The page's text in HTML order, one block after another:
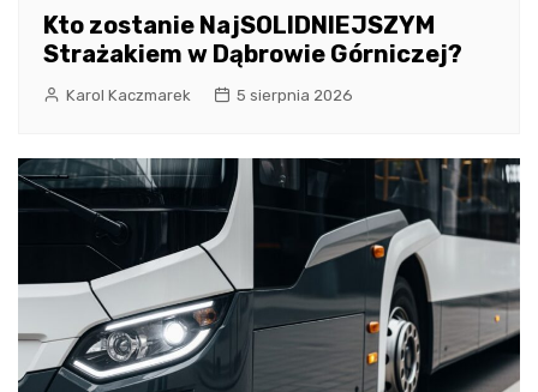
Kto zostanie NajSOLIDNIEJSZYM
Strażakiem w Dąbrowie Górniczej?
Karol Kaczmarek 5 sierpnia 2026